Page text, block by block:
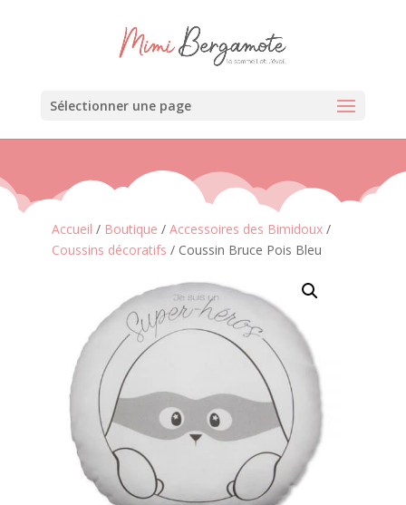
Sélectionner une page
Accueil / Boutique / Accessoires des Bimidoux/
Coussins décoratifs / Coussin Bruce Pois Bleu